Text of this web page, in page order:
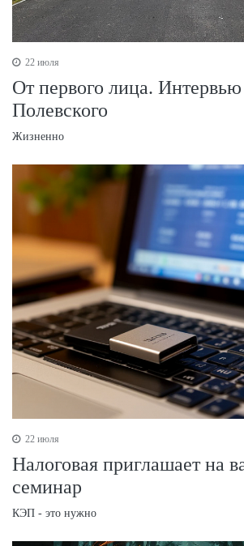
22 июля
От первого лица. Интервью
Полевского
Жизненно
22 июля
Налоговая приглашает на
семинар
КЭП - это нужно